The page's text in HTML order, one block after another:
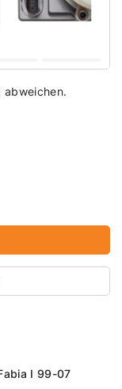
abweichen.
I 99-07